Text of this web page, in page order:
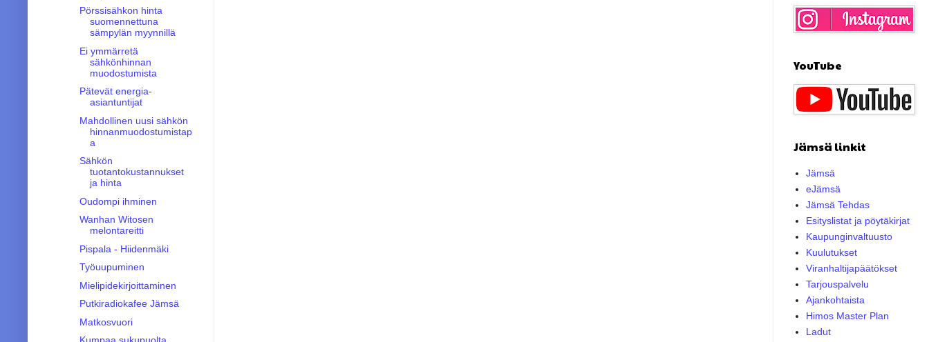
Pörssisähkon hinta
suomennettuna
sämpylän myynnillä
Ei ymmärretä
sähkönhinnan
muodostumista
Pätevät energia-
asiantuntijat
Mahdollinen uusi sähkön
hinnanmuodostumistap
a
Sähkön
tuotantokustannukset
ja hinta
Oudompi ihminen
Wanhan Witosen
melontareitti
Pispala - Hiidenmäki
Työuupuminen
Mielipidekirjoittaminen
Putkiradiokafee Jämsä
Matkosvuori
YouTube
Jämsä linkit
Jämsä
eJämsä
Jämsä Tehdas
Esityslistat ja pöytäkirjat
Kaupunginvaltuusto
Kuulutukset
Viranhaltijapäätökset
Tarjouspalvelu
Ajankohtaista
Himos Master Plan
Ladut